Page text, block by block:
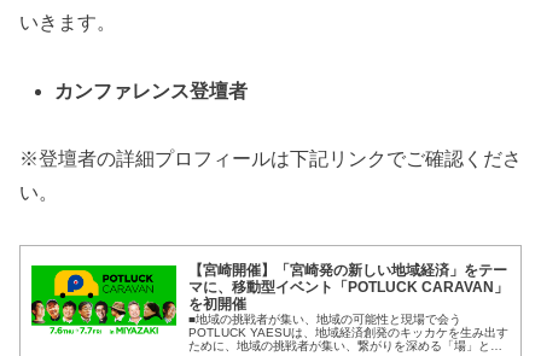
いきます。
カンファレンス登壇者
※登壇者の詳細プロフィールは下記リンクでご確認くださ
い。
【宮崎開催】「宮崎発の新しい地域経済」をテー
マに、移動型イベント「POTLUCK CARAVAN」
を初開催
■地域の挑戦者が集い、地域の可能性と現場で会う
POTLUCK YAESUは、地域経済創発のキッカケを生み出す
ために、地域の挑戦者が集い、繋がりを深める「場」と